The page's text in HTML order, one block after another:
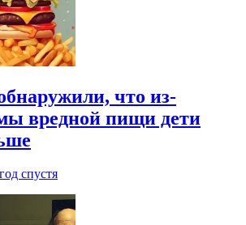
что из-
вредной пищи дети
спустя